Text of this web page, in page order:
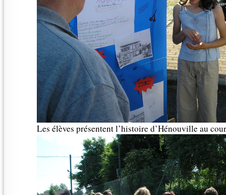
Les élèves présentent l’histoire d’Hénouville au